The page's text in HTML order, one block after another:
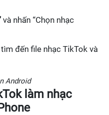
và nhấn “Chọn nhạc
tìm đến file nhạc TikTok và
Android
làm nhạc